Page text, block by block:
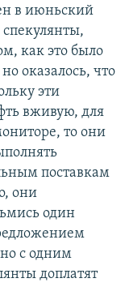
в июньский
как это было
оказалось, что
эти
вживую, для
то они
поставкам
они
один
с одним
доплатят